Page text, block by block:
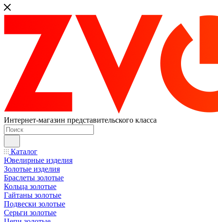
Интернет-магазин представительского класса
Каталог
Ювелирные изделия
Золотые изделия
Браслеты золотые
Кольца золотые
Гайтаны золотые
Подвески золотые
Серьги золотые